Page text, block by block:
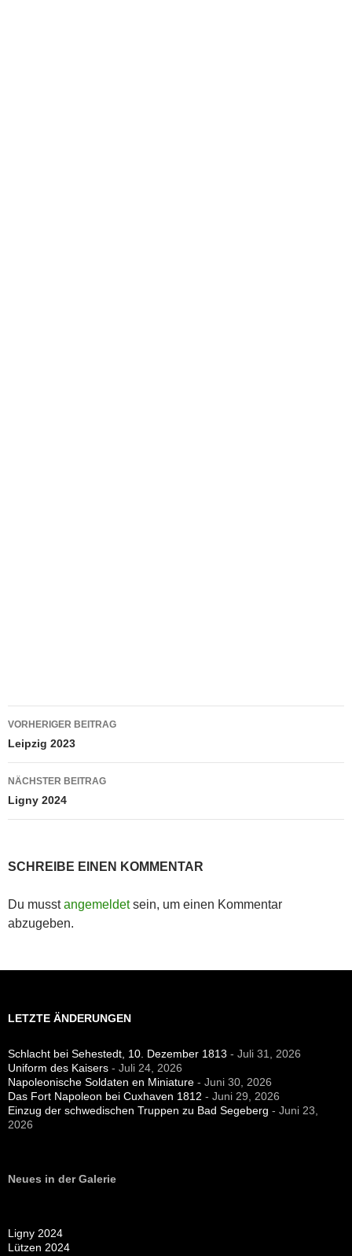
Beitragsnavigation
VORHERIGER BEITRAG
Leipzig 2023
NÄCHSTER BEITRAG
Ligny 2024
SCHREIBE EINEN KOMMENTAR
Du musstangemeldetsein, um einen Kommentar
abzugeben.
LETZTE ÄNDERUNGEN
Schlacht bei Sehestedt, 10. Dezember 1813 - Juli 31, 2026
Uniform des Kaisers - Juli 24, 2026
Napoleonische Soldaten en Miniature - Juni 30, 2026
Das Fort Napoleon bei Cuxhaven 1812 - Juni 29, 2026
Einzug der schwedischen Truppen zu Bad Segeberg - Juni 23,
2026
Neues in der Galerie
Ligny 2024
Lützen 2024